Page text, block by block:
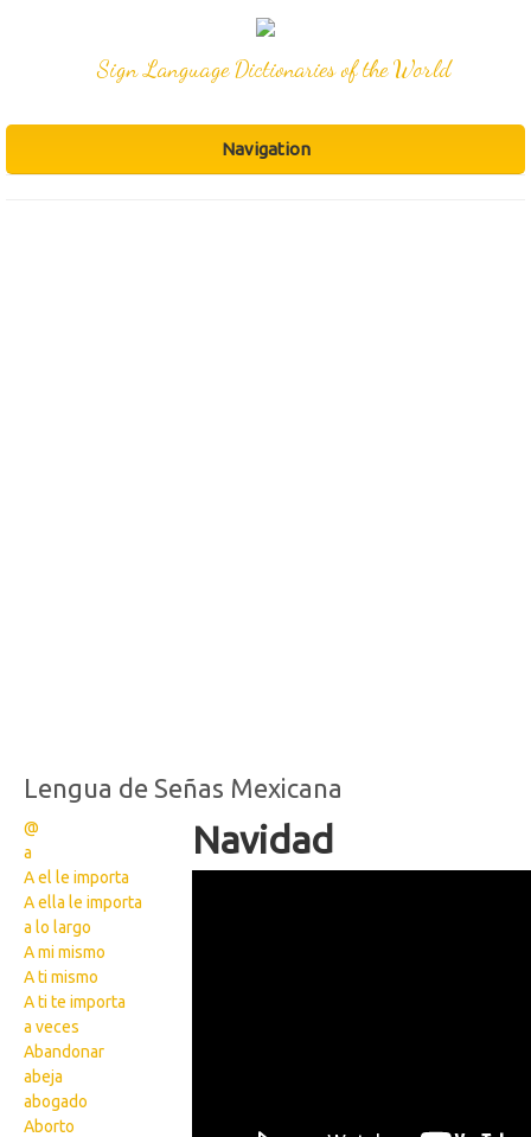
Sign Language Dictionaries of the World
Navigation
Lengua de Señas Mexicana
@
a
A el le importa
A ella le importa
a lo largo
A mi mismo
A ti mismo
A ti te importa
a veces
Abandonar
abeja
abogado
Aborto
Navidad